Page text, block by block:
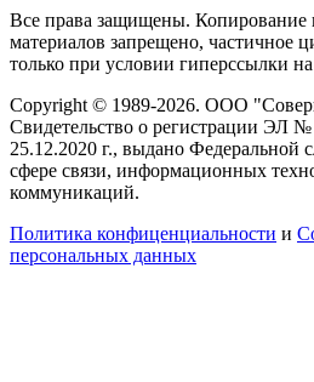
Все права защищены. Копирование
материалов запрещено, частичное
только при условии гиперссылки на
Copyright © 1989-2026. ООО
Свидетельство о регистрации ЭЛ
25.12.2020 г., выдано Федеральной
сфере связи, информационных
коммуникаций.
Политика конфиценциальности и
персональных данных